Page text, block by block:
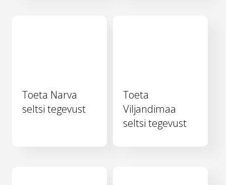
Toeta Narva
seltsi tegevust
Toeta
Viljandimaa
seltsi tegevust